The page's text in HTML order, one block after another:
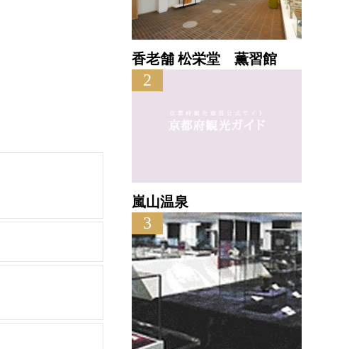
香老舗 松栄堂 薫習館
2
嵐山温泉
3